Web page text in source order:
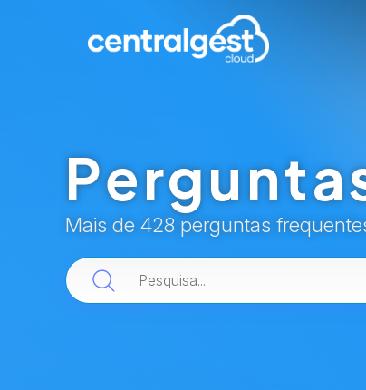
Mais de 428 perguntas